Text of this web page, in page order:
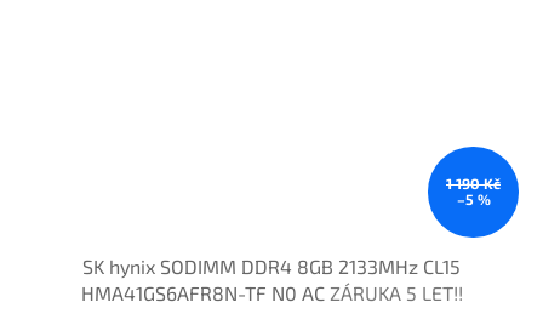
1 190 Kč
–5 %
SK hynix SODIMM DDR4 8GB 2133MHz CL15
HMA41GS6AFR8N-TF N0 AC ZÁRUKA 5 LET!!